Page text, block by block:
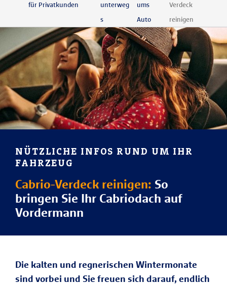
für Privatkunden
unterweg
s
ums
Auto
Verdeck
reinigen
NÜTZLICHE INFOS RUND UM IHR
FAHRZEUG
Cabrio-Verdeck reinigen: So
bringen Sie Ihr Cabriodach auf
Vordermann
Die kalten und regnerischen Wintermonate
sind vorbei und Sie freuen sich darauf, endlich